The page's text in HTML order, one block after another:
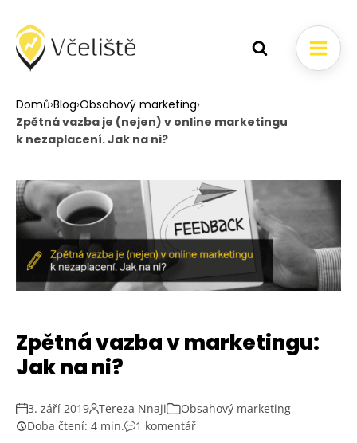
Domů›Blog›Obsahový marketing›
Zpětná vazba je (nejen) v online marketingu
k nezaplacení. Jak na ni?
Zpětná vazba v marketingu:
Jak na ni?
3. září 2019 Tereza Nnaji
Obsahový marketing
Doba čtení: 4 min.
1 komentář